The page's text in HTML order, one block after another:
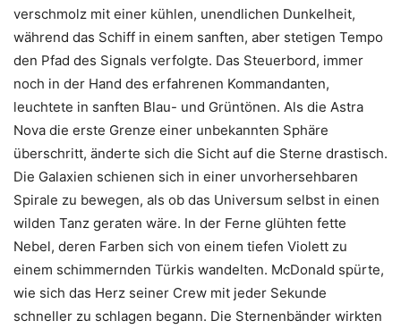
verschmolz mit einer kühlen, unendlichen Dunkelheit,
während das Schiff in einem sanften, aber stetigen Tempo
den Pfad des Signals verfolgte. Das Steuerbord, immer
noch in der Hand des erfahrenen Kommandanten,
leuchtete in sanften Blau- und Grüntönen. Als die Astra
Nova die erste Grenze einer unbekannten Sphäre
überschritt, änderte sich die Sicht auf die Sterne drastisch.
Die Galaxien schienen sich in einer unvorhersehbaren
Spirale zu bewegen, als ob das Universum selbst in einen
wilden Tanz geraten wäre. In der Ferne glühten fette
Nebel, deren Farben sich von einem tiefen Violett zu
einem schimmernden Türkis wandelten. McDonald spürte,
wie sich das Herz seiner Crew mit jeder Sekunde
schneller zu schlagen begann. Die Sternenbänder wirkten